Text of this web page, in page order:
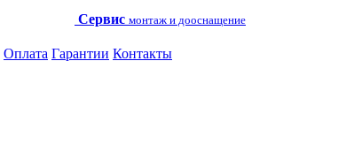
Сервис монтаж и дооснащение
Оплата Гарантии Контакты